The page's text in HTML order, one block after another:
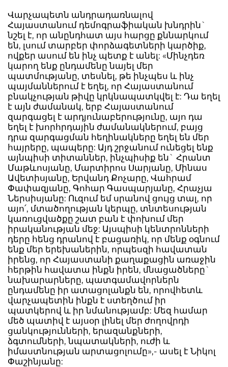
Վարչապետն անդրադառնալով
Հայաստանում դեմոգրաֆիական խնդրին`
նշել է, որ անընդհատ այս հարցը քննարկում
են, լսում տարբեր փորձագետների կարծիք,
ովքեր ասում են ինչ պետք է անել: «Մինչդեռ
կարող ենք ընդամենը նայել մեր
պատմությանը, տեսնել, թե ինչպես և ինչ
պայմաններում է եղել, որ Հայաստանում
բնակչության թիվը կրկնապատկվել է: Դա եղել
է այն ժամանակ, երբ Հայաստանում
զարգացել է արդյունաբերությունը, այո դա
եղել է խորհրդային ժամանակներում, բայց
դրա զարգացման հեղինակները եղել են մեր
հայրերը, պապերը: Այդ շրջանում ունեցել ենք
այնպիսի տիտաններ, ինչպիսիք են` Հրանտ
Մաթևոսյանը, Մարտիրոս Սարյանը, Մինաս
Ավետիսյանը, Երվանդ Քոչարը, Վահրամ
Փափազյանը, Գոհար Գասպարյանը, Հրաչյա
Ներսիսյանը: Ուզում եմ սրանով ցույց տալ, որ
այո՛, մտածողության կերպը, տնտեսության
կառուցվածքը շատ բան է փոխում մեր
իրականության մեջ: Այսպիսի կենտրոնների
դերը հենց դրանով է բացառիկ, որ մենք օգնում
ենք մեր երեխաներին, որպեսզի հավատան
իրենց, որ Հայաստանի քաղաքացին առաջին
հերթին հավատա ինքն իրեն, մնացածները`
նախարարները, պատգամավորներն
ընդամենը իր ատացոլանքն են, որովհետև
վարչապետին ինքն է ստեղծում իր
պատկերով և իր նմանությամբ: Մեզ համար
մեծ պատիվ է այսօր լինել մեր ժողովրդի
ցանկությունների, երազանքների,
ձգտումների, նպատակների, ուժի և
իմաստնության արտացոլումը»,- ասել է Նիկոլ
Փաշինյանը: